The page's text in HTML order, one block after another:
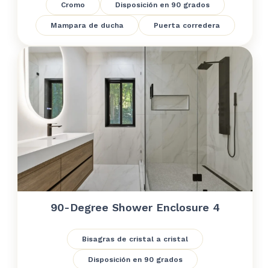
Cromo Disposición en 90 grados
Mampara de ducha Puerta corredera
90-Degree Shower Enclosure 4
Bisagras de cristal a cristal
Disposición en 90 grados